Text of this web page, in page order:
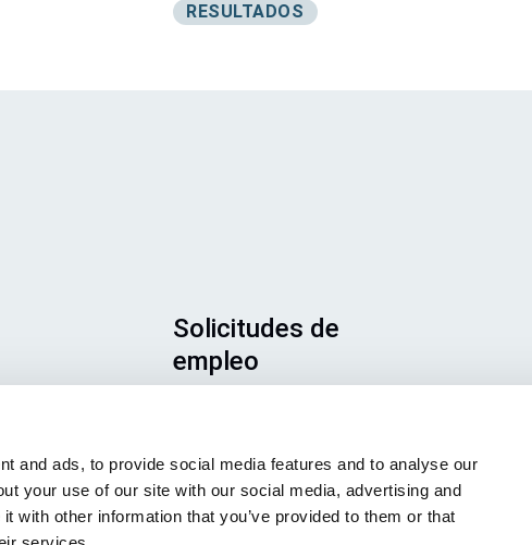
and ads, to provide social media features and to analyse our
your use of our site with our social media, advertising and
with other information that you’ve provided to them or that
RESULTADOS
Solicitudes de
empleo
asegúrese de indicar claramente
en qué puesto está interesado.
Estaremos encantados de leerla.